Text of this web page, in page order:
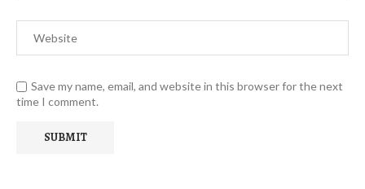
Save my name, email, and website in this browser for the next
time I comment.